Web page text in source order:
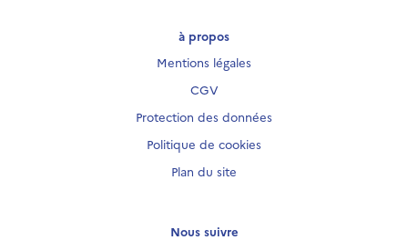
à propos
Mentions légales
CGV
Protection des données
Politique de cookies
Plan du site
Nous suivre